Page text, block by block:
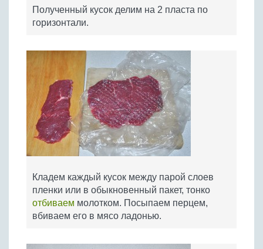
Полученный кусок делим на 2 пласта по
горизонтали.
Кладем каждый кусок между парой слоев
пленки или в обыкновенный пакет, тонко
отбиваем молотком. Посыпаем перцем,
вбиваем его в мясо ладонью.